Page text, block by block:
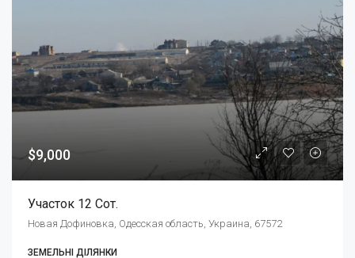
$9,000
Участок 12 Сот.
Новая Дофиновка, Одесская область, Украина, 67572
ЗЕМЕЛЬНІ ДІЛЯНКИ